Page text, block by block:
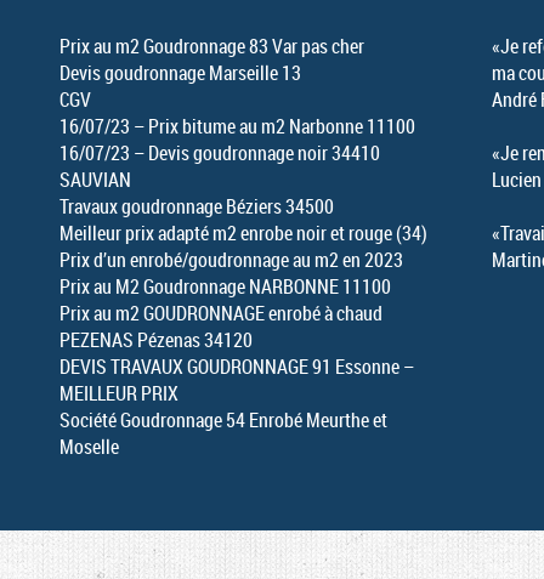
Prix au m2 Goudronnage 83 Var pas cher
Devis goudronnage Marseille 13
CGV
16/07/23 – Prix bitume au m2 Narbonne 11100
16/07/23 – Devis goudronnage noir 34410
SAUVIAN
Travaux goudronnage Béziers 34500
Meilleur prix adapté m2 enrobe noir et rouge (34)
Prix d’un enrobé/goudronnage au m2 en 2023
Prix au M2 Goudronnage NARBONNE 11100
Prix au m2 GOUDRONNAGE enrobé à chaud
PEZENAS Pézenas 34120
DEVIS TRAVAUX GOUDRONNAGE 91 Essonne –
MEILLEUR PRIX
Société Goudronnage 54 Enrobé Meurthe et
Moselle
«Je
ma
André
«Je
Lucien